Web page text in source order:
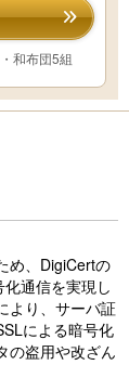
和布団5組
め、DigiCertの
通信を実現し
より、サーバ証
による暗号化
の盗用や改ざん